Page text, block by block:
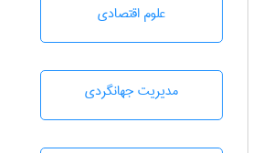
علوم اقتصادی
مديريت جهانگردی